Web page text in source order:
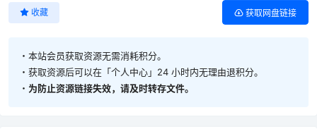
收藏 获取网盘链接
・本站会员获取资源无需消耗积分。
・获取资源后可以在「个人中心」24 小时内无理由退积分。
・ 为防止资源链接失效，请及时转存文件。